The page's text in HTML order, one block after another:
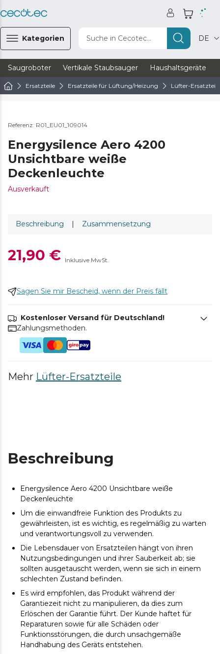
Kategorien Suche in Cecotec... DE
Saugroboter Vertikale Staubsauger Haushaltsgeräte
Ersatzteile Ersatzteile für Lüftung/Heizung Lüfter-Ersatzteile
Referenz: R01_EU01_109014
Energysilence Aero 4200
Unsichtbare weiße
Deckenleuchte
Ausverkauft
Beschreibung | Zusammensetzung
21,90 € Inklusive MwSt.
Sagen Sie mir Bescheid, wenn der Preis fällt
Kostenloser Versand für Deutschland!
Zahlungsmethoden.
Mehr Lüfter-Ersatzteile
Beschreibung
Energysilence Aero 4200 Unsichtbare weiße
Deckenleuchte
Um die einwandfreie Funktion des Produkts zu
gewährleisten, ist es wichtig, es regelmäßig zu warten
und verantwortungsvoll zu verwenden.
Die Lebensdauer von Ersatzteilen hängt von ihren
Nutzungsbedingungen und ihrer Sauberkeit ab; sie
sollten ausgetauscht werden, wenn sie sich in einem
schlechten Zustand befinden.
Es wird empfohlen, das Produkt während der
Garantiezeit nicht zu manipulieren, da dies zum
Erlöschen der Garantie führt. Der Kunde haftet für
Reparaturen sowie für alle Schäden oder
Funktionsstörungen, die durch unsachgemäße
Handhabung des Geräts entstehen.